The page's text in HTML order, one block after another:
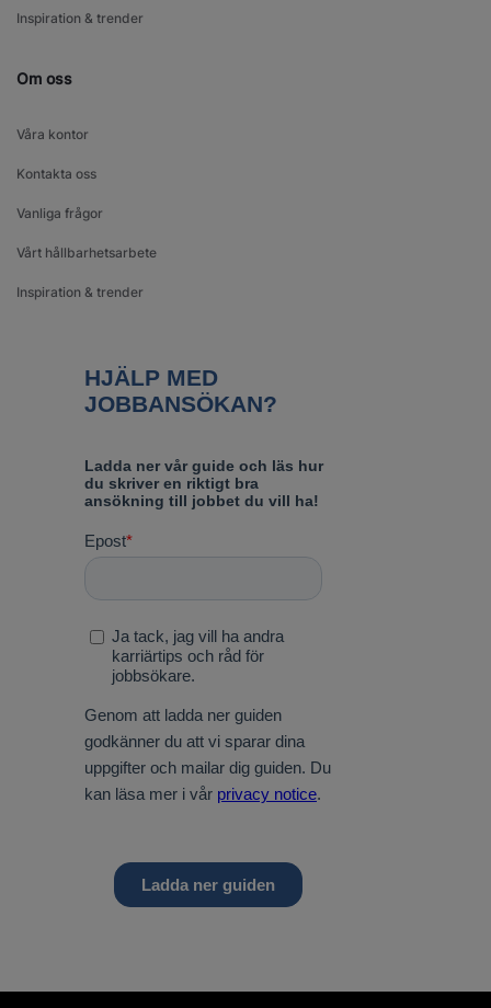
Inspiration & trender
Om oss
Våra kontor
Kontakta oss
Vanliga frågor
Vårt hållbarhetsarbete
Inspiration & trender